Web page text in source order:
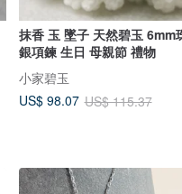
抹香 玉 墜子 天然碧玉 6mm
銀項鍊 生日 母親節 禮物
小家碧玉
US$ 98.07 US$ 115.37